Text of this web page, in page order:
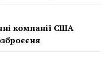
компанії США